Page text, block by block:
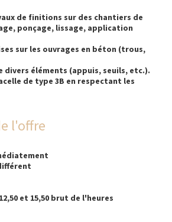
de finitions sur des chantiers de
ponçage, lissage, application
sur les ouvrages en béton (trous,
divers éléments (appuis, seuils, etc.).
de type 3B en respectant les
l'offre
et 15,50 brut de l'heures